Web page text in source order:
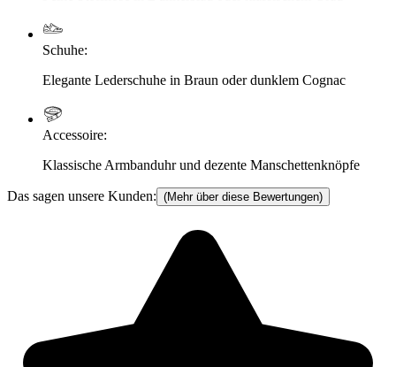
Schuhe:
Elegante Lederschuhe in Braun oder dunklem Cognac
Accessoire:
Klassische Armbanduhr und dezente Manschettenknöpfe
Das sagen unsere Kunden: (Mehr über diese Bewertungen)